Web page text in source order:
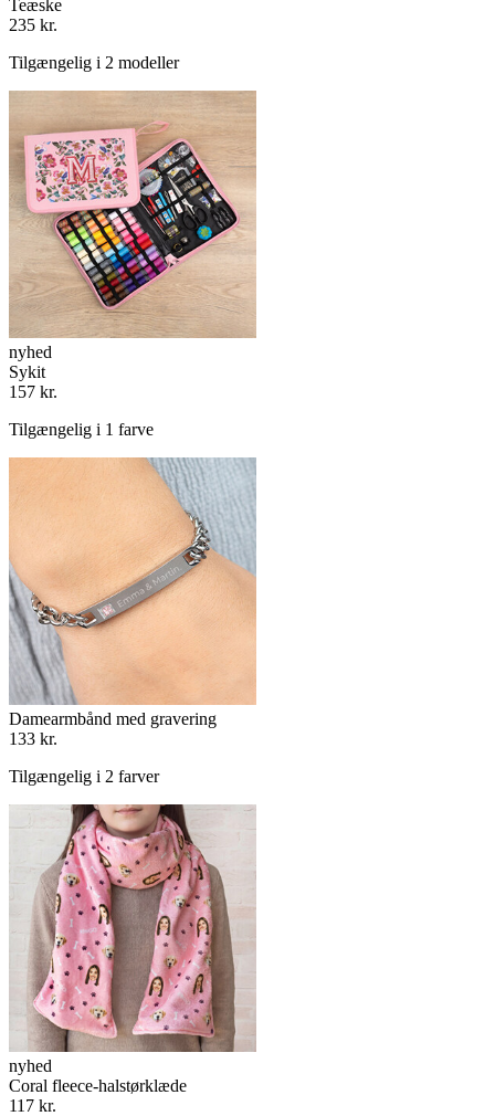
Teæske
235 kr.
Tilgængelig i 2 modeller
nyhed
Sykit
157 kr.
Tilgængelig i 1 farve
Damearmbånd med gravering
133 kr.
Tilgængelig i 2 farver
nyhed
Coral fleece-halstørklæde
117 kr.